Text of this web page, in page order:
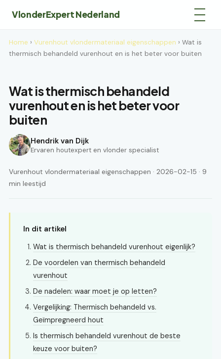
VlonderExpert Nederland
Home › Vurenhout vlondermateriaal eigenschappen › Wat is
thermisch behandeld vurenhout en is het beter voor buiten
Wat is thermisch behandeld
vurenhout en is het beter voor
buiten
Hendrik van Dijk
Ervaren houtexpert en vlonder specialist
Vurenhout vlondermateriaal eigenschappen · 2026-02-15 · 9
min leestijd
In dit artikel
Wat is thermisch behandeld vurenhout eigenlijk?
De voordelen van thermisch behandeld
vurenhout
De nadelen: waar moet je op letten?
Vergelijking: Thermisch behandeld vs.
Geïmpregneerd hout
Is thermisch behandeld vurenhout de beste
keuze voor buiten?